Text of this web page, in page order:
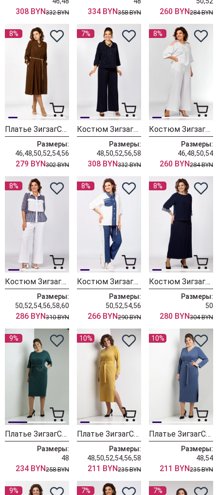
308 BYN332 BYN 334 BYN358 BYN 260 BYN284 BYN
8%
Платье ЗигзагСтиль 582 темный янтарь
Размеры:
46,48,50,52,54,56
279 BYN302 BYN
7%
Костюм ЗигзагСтиль 559-2 синий
Размеры:
48,50,52,56,58
308 BYN332 BYN
8%
Костюм ЗигзагСтиль 603
Размеры:
46,48,50,54
260 BYN284 BYN
8%
Костюм ЗигзагСтиль 596
Размеры:
50,52,54,56,58,60
286 BYN310 BYN
8%
Костюм ЗигзагСтиль 594
Размеры:
50,52,54,56
266 BYN290 BYN
8%
Костюм ЗигзагСтиль 589
Размеры:
50
280 BYN304 BYN
9%
Платье ЗигзагСтиль 573 изумруд
Размеры:
48
234 BYN258 BYN
10%
Платье ЗигзагСтиль 572 горчичный
Размеры:
48,50,52,54,56,58
211 BYN235 BYN
10%
Платье ЗигзагСтиль 572 голубой
Размеры:
48,54
211 BYN235 BYN
9% 7% 7%